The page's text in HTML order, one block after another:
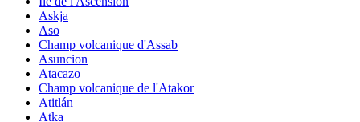
Askja
Aso
Champ volcanique d'Assab
Asuncion
Atacazo
Champ volcanique de l'Atakor
Atitlán
Atka